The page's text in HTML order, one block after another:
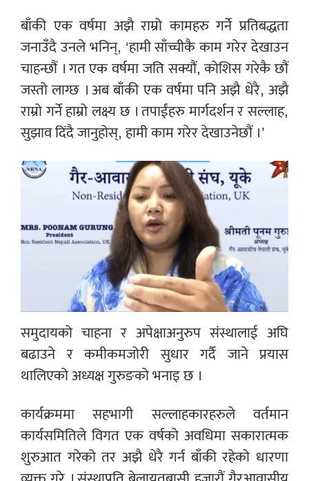
बाँकी एक वर्षमा अझै राम्रो कामहरु गर्ने प्रतिबद्धता
जनाउँदै उनले भनिन्, ‘हामी साँच्चीकै काम गरेर देखाउन
चाहन्छौं । गत एक वर्षमा जति सक्यौं, कोशिस गरेकै छौं
जस्तो लाग्छ । अब बाँकी एक वर्षमा पनि अझै धेरै, अझै
राम्रो गर्ने हाम्रो लक्ष्य छ । तपाईंहरु मार्गदर्शन र सल्लाह,
सुझाव दिंदै जानुहोस्, हामी काम गरेर देखाउनेछौं ।’
समुदायको चाहना र अपेक्षाअनुरुप संस्थालाई अघि
बढाउने र कमीकमजोरी सुधार गर्दै जाने प्रयास
थालिएको अध्यक्ष गुरुङको भनाइ छ ।
कार्यक्रममा सहभागी सल्लाहकारहरुले वर्तमान
कार्यसमितिले विगत एक वर्षको अवधिमा सकारात्मक
शुरुआत गरेको तर अझै धेरै गर्न बाँकी रहेको धारणा